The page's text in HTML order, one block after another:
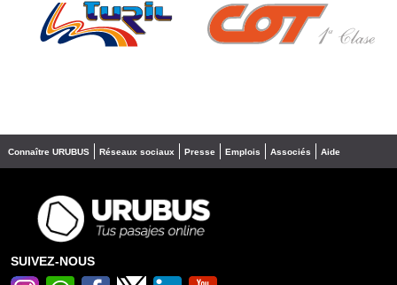
Connaître URUBUS Réseaux sociaux Presse Emplois Associés Aide
SUIVEZ-NOUS